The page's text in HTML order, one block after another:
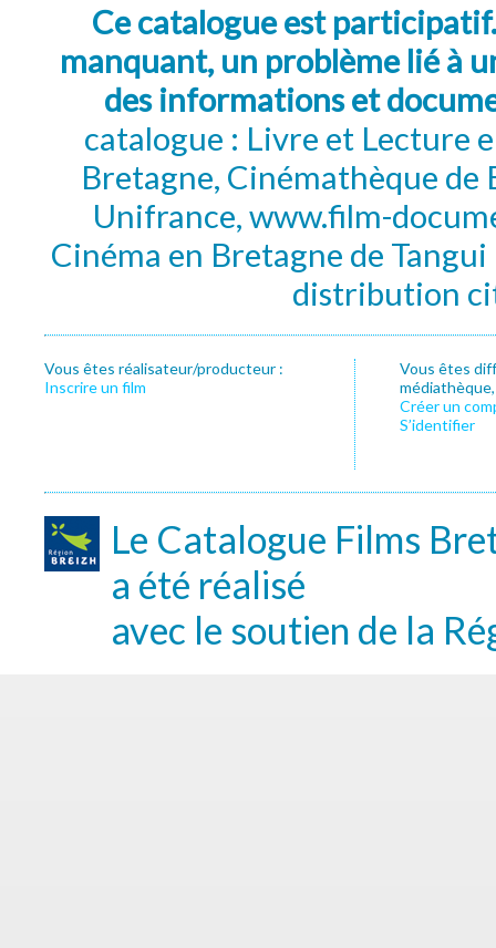
Ce catalogue est
manquant, un problème lié à
des informations et
catalogue : Livre et Lecture
Bretagne, Cinémathèque de
Unifrance, www.film-
Cinéma en Bretagne de
distribution
Vous êtes réalisateur/producteur :
Inscrire un film
Vous êtes
Créer un
S’identifier
Le Catalogue Films
a été réalisé
avec le soutien de la